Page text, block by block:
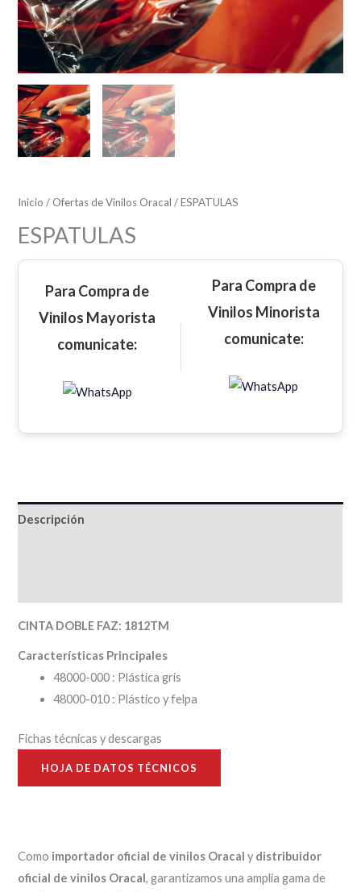
Inicio / Ofertas de Vinilos Oracal / ESPATULAS
ESPATULAS
Para Compra de
Vinilos Mayorista
comunicate:
Para Compra de
Vinilos Minorista
comunicate:
Descripción
CINTA DOBLE FAZ: 1812TM
Características Principales
48000-000 : Plástica gris
48000-010 : Plástico y felpa
Fichas técnicas y descargas
HOJA DE DATOS TÉCNICOS
Como importador oficial de vinilos Oracal y distribuidor
oficial de vinilos Oracal, garantizamos una amplia gama de